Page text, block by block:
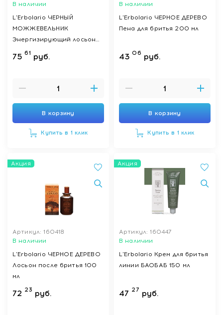
В наличии
L'Erbolario ЧЕРНЫЙ
МОЖЖЕВЕЛЬНИК
Энергизирующий лосьон
после бритья 100 мл
75 61 руб.
В корзину
Купить в 1 клик
В наличии
L'Erbolario ЧЕРНОЕ ДЕРЕВО
Пена для бритья 200 мл
43 06 руб.
В корзину
Купить в 1 клик
Акция
Артикул: 160418
В наличии
L'Erbolario ЧЕРНОЕ ДЕРЕВО
Лосьон после бритья 100
мл
72 23 руб.
Акция
Артикул: 160447
В наличии
L'Erbolario Крем для бритья
линии БАОБАБ 150 мл
47 27 руб.